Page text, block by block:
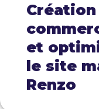
et
le site
Renzo